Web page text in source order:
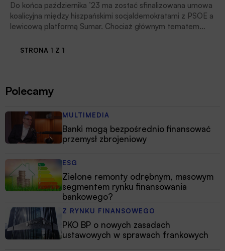
Do końca października ’23 ma zostać sfinalizowana umowa
koalicyjna między hiszpańskimi socjaldemokratami z PSOE a
lewicową platformą Sumar. Chociaż głównym tematem
niepodległościowego, do najłatwiejszych kwestii nie należy
STRONA 1 Z 1
Polecamy
MULTIMEDIA
Banki mogą bezpośrednio finansować
przemysł zbrojeniowy
ESG
Zielone remonty odrębnym, masowym
segmentem rynku finansowania
bankowego?
Z RYNKU FINANSOWEGO
PKO BP o nowych zasadach
ustawowych w sprawach frankowych